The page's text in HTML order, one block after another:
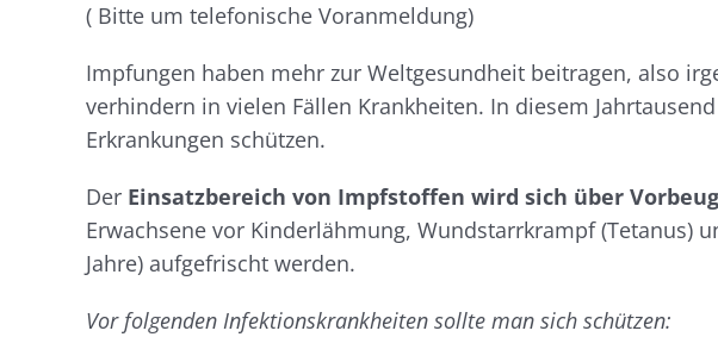
( Bitte um telefonische Voranmeldung)
Impfungen haben mehr zur Weltgesundheit beitragen, also
verhindern in vielen Fällen Krankheiten. In diesem
Erkrankungen schützen.
Der Einsatzbereich von Impfstoffen wird sich über
Erwachsene vor Kinderlähmung, Wundstarrkrampf (Tetanus)
Jahre) aufgefrischt werden.
Vor folgenden Infektionskrankheiten sollte man sich schützen: